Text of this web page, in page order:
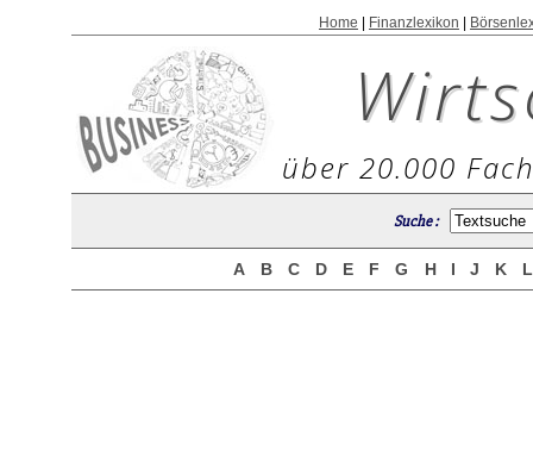
Home Finanzlexikon
über 20.000
Suche :
A B C D E F G H I J K